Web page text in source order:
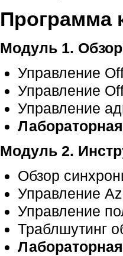
Программа
Модуль 1.
Управление
Управление
Управление
Модуль 2.
Обзор
Управление
Управление
Траблшутинг